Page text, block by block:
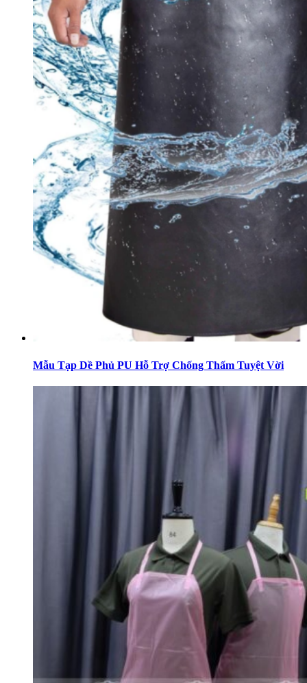
Mẫu Tạp Dề Phủ PU Hỗ Trợ Chống Thấm Tuyệt Vời